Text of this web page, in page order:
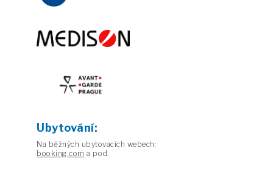
Ubytování:
Na běžných ubytovacích webech:
booking.com a pod.